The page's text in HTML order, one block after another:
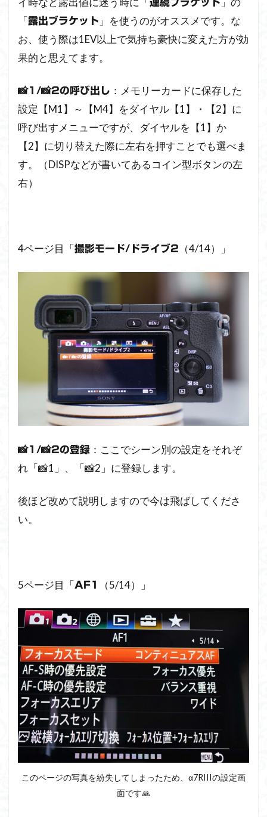
「露出ブラケット 」を使うのがオススメです。な
お、使う際は1EV以上で気持ち豪快に変えた方が効
果的と思えてます。
📸1/📸2の呼び出し ：メモリーカードに保存した
設定【M1】～【M4】をダイヤル【1】・【2】に
呼び出すメニューですが、ダイヤルを【1】か
【2】に切り替えた際に左右を押すことでも選べま
す。（DISPなどが書いてあるコイン型ボタンの左
右）
4ページ目「撮影モード/ドライブ2 （4/14）」
📸1/📸2の登録 ：ここでシーン別の設定をそれぞ
れ「📸1」、「📸2」に登録します。
後ほど改めて説明しますので今は飛ばしてくださ
い。
5ページ目「AF1 （5/14）」
このページの写真を紛失してしまったため、α7RIIIの設定画
面です🙏